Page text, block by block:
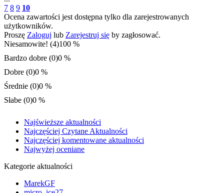
7 8 9 10
Ocena zawartości jest dostępna tylko dla zarejestrowanych
użytkowników.
Proszę Zaloguj lub Zarejestruj się by zagłosować.
Niesamowite! (4)100 %
Bardzo dobre (0)0 %
Dobre (0)0 %
Średnie (0)0 %
Słabe (0)0 %
Najświeższe aktualności
Najczęściej Czytane Aktualności
Najczęściej komentowane aktualności
Najwyżej oceniane
Kategorie aktualności
MarekGF